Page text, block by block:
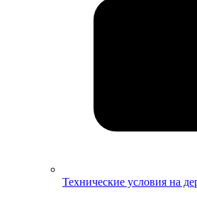
Технические условия на